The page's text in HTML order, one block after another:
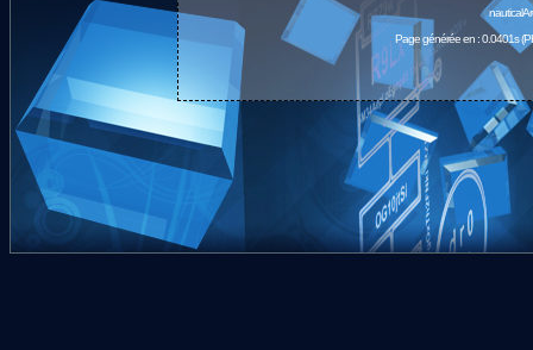
Page générée en : 0.0401s